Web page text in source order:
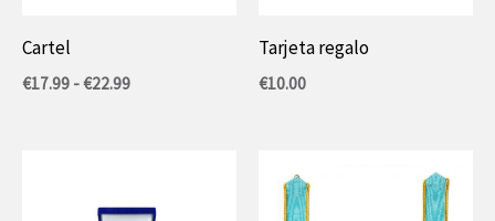
Cartel
€17.99 -€22.99Rango
y
Tarjeta regalo
€10.00